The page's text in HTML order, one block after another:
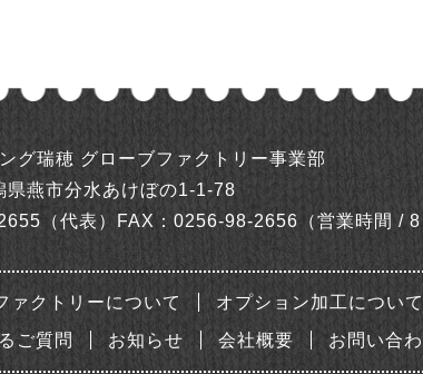
グ瑞穂 グローブファクトリー事業部
県燕市分水あけぼの1-1-78
（代表） FAX：0256-98-2656 （営業時間 /
ァクトリーについて オプション加工について
ご質問 お知らせ 会社概要 お問い合